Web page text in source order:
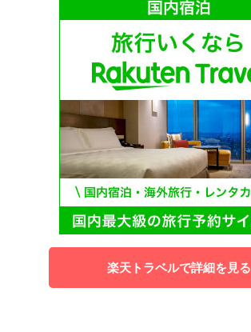
楽天トラベルで詳細を見る